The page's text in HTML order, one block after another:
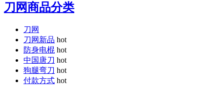
刀网商品分类
刀网
刀网新品 hot
防身电棍 hot
中国唐刀 hot
狗腿弯刀 hot
付款方式 hot